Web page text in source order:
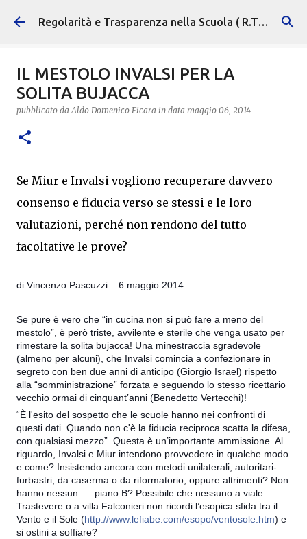
Passa ai contenuti principali Regolarità e Trasparenza nella Scuola ( R.T.S. )
IL MESTOLO INVALSI PER LA
SOLITA BUJACCA
pubblicato daAldo Domenico Ficara in data maggio 06, 2014
Se Miur e Invalsi vogliono recuperare davvero
consenso e fiducia verso se stessi e le loro
valutazioni, perché non rendono del tutto
facoltative le prove?
di Vincenzo Pascuzzi – 6 maggio 2014
Se pure è vero che “in cucina non si può fare a meno del
mestolo”, è però triste, avvilente e sterile che venga usato per
rimestare la solita bujacca! Una minestraccia sgradevole
(almeno per alcuni), che Invalsi comincia a confezionare in
segreto con ben due anni di anticipo (Giorgio Israel) rispetto
alla “somministrazione” forzata e seguendo lo stesso ricettario
vecchio ormai di cinquant’anni (Benedetto Vertecchi)!
“È l'esito del sospetto che le scuole hanno nei confronti di
questi dati. Quando non c'è la fiducia reciproca scatta la difesa,
con qualsiasi mezzo”. Questa è un’importante ammissione. Al
riguardo, Invalsi e Miur intendono provvedere in qualche modo
e come? Insistendo ancora con metodi unilaterali, autoritari-
furbastri, da caserma o da riformatorio, oppure altrimenti? Non
hanno nessun .... piano B? Possibile che nessuno a viale
Trastevere o a villa Falconieri non ricordi l’esopica sfida tra il
Vento e il Sole (http://www.lefiabe.com/esopo/ventosole.htm) e
si ostini a soffiare?